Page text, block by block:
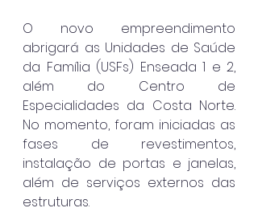
O novo empreendimento
abrigará as Unidades de Saúde
da Família (USFs) Enseada 1 e 2,
além do Centro de
Especialidades da Costa Norte.
No momento, foram iniciadas as
fases de revestimentos,
instalação de portas e janelas,
além de serviços externos das
estruturas.